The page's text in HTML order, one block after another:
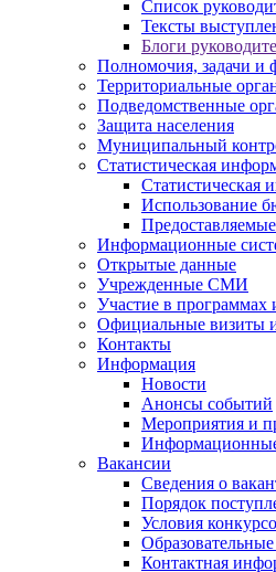
Список
Тексты
Блоги
Полномочия, задачи и
Территориальные
Подведомственные
Защита населения
Муниципальный
Статистическая
Статистическая
Использование
Информационные
Открытые данные
Учрежденные СМИ
Участие в программах
Официальные визиты
Контакты
Информация
Новости
Анонсы событий
Мероприятия и
Вакансии
Сведения о
Порядок
Условия
Контактная